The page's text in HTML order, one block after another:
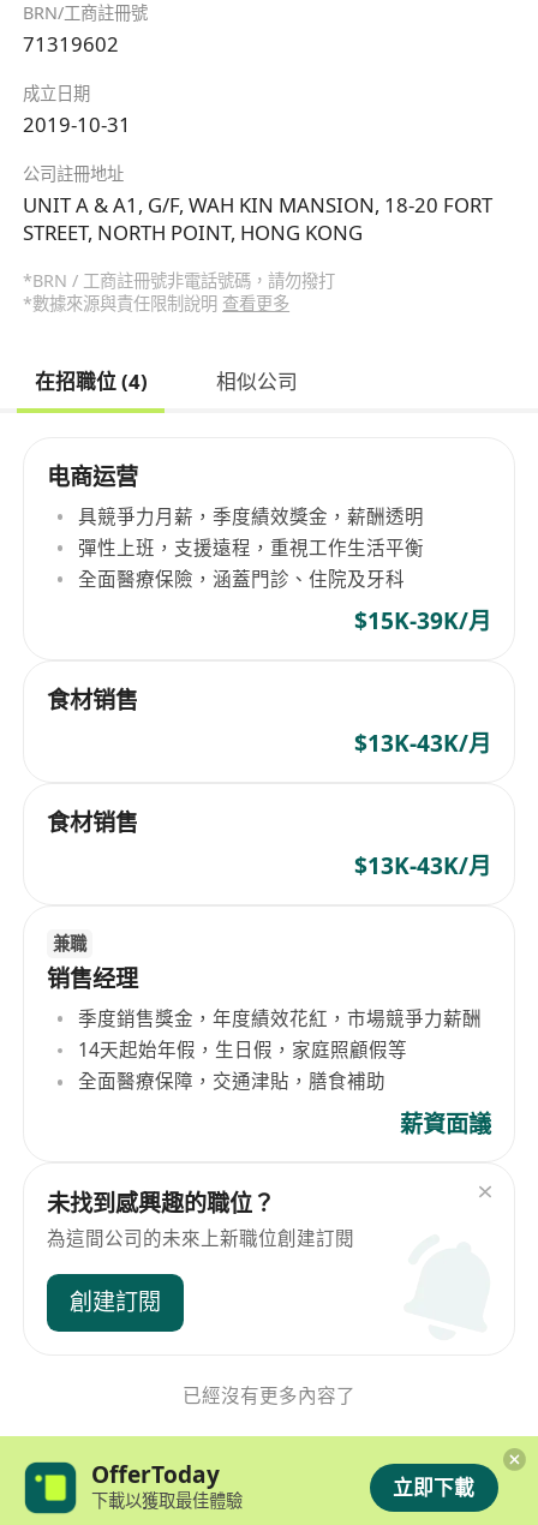
BRN/工商註冊號
71319602
成立日期
2019-10-31
公司註冊地址
UNIT A & A1, G/F, WAH KIN MANSION, 18-20 FORT
STREET, NORTH POINT, HONG KONG
*BRN / 工商註冊號非電話號碼，請勿撥打
*數據來源與責任限制說明 查看更多
在招職位 (4) 相似公司
电商运营
具競爭力月薪，季度績效獎金，薪酬透明
彈性上班，支援遠程，重視工作生活平衡
全面醫療保險，涵蓋門診、住院及牙科
$15K-39K/月
食材销售
$13K-43K/月
食材销售
$13K-43K/月
兼職
销售经理
季度銷售獎金，年度績效花紅，市場競爭力薪酬
14天起始年假，生日假，家庭照顧假等
全面醫療保障，交通津貼，膳食補助
薪資面議
未找到感興趣的職位？
為這間公司的未來上新職位創建訂閱
創建訂閱
已經沒有更多內容了
OfferToday
下載以獲取最佳體驗 立即下載